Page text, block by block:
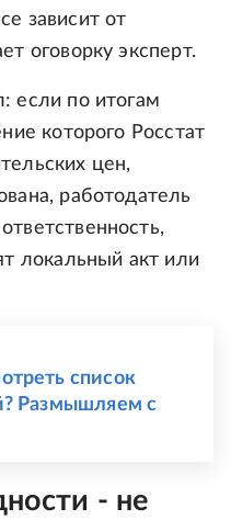
зависит от
оговорку эксперт.
если по итогам
которого Росстат
цен,
работодатель
локальный акт или
список
Размышляем с
- не